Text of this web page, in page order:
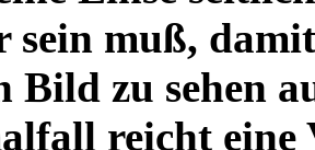
sein muß,
Bild zu sehen
reicht eine